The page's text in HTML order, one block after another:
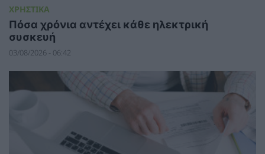
ΧΡΗΣΤΙΚΑ
Πόσα χρόνια αντέχει κάθε ηλεκτρική
συσκευή
03/08/2026 - 06:42